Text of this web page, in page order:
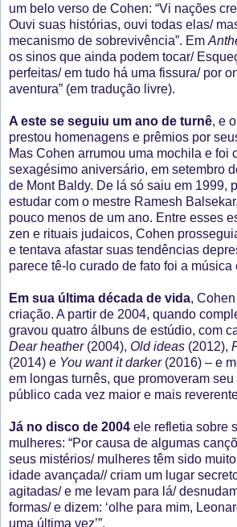
um belo verso de Cohen: “Vi nações
Ouvi suas histórias, ouvi todas elas/
mecanismo de sobrevivência”. Em
os sinos que ainda podem tocar/
perfeitas/ em tudo há uma fissura/ por
aventura” (em tradução livre).
A este se seguiu um ano de turnê, e
prestou homenagens e prêmios por
Mas Cohen arrumou uma mochila e foi
sexagésimo aniversário, em setembro
de Mont Baldy. De lá só saiu em 1999,
estudar com o mestre Ramesh
pouco menos de um ano. Entre esses
zen e rituais judaicos, Cohen
e tentava afastar suas tendências
parece tê-lo curado de fato foi a música
Em sua última década de vida,
criação. A partir de 2004, quando
gravou quatro álbuns de estúdio, com
Dear heather(2004), Old ideas (2012),
(2014) e You want it darker(2016) – e
em longas turnês, que promoveram
público cada vez maior e mais
Já no disco de 2004 ele refletia sobre
mulheres: “Por causa de algumas
seus mistérios/ mulheres têm sido
idade avançada// criam um lugar
agitadas/ e me levam para lá/
formas/ e dizem: ‘olhe para mim,
uma última vez’”.